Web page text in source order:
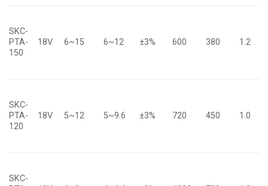
SKC-
PTA-
150
18V 6~15 6~12 ±3% 600 380 1.2
SKC-
PTA-
120
18V 5~12 5~9.6 ±3% 720 450 1.0
SKC-